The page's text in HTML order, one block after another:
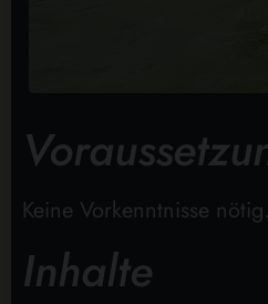
Keine Vorkenntnisse nötig.
Inhalte